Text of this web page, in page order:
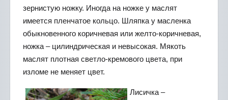
зернистую ножку. Иногда на ножке у маслят
имеется пленчатое кольцо. Шляпка у масленка
обыкновенного коричневая или желто-коричневая,
ножка – цилиндрическая и невысокая. Мякоть
маслят плотная светло-кремового цвета, при
изломе не меняет цвет.
Лисичка –